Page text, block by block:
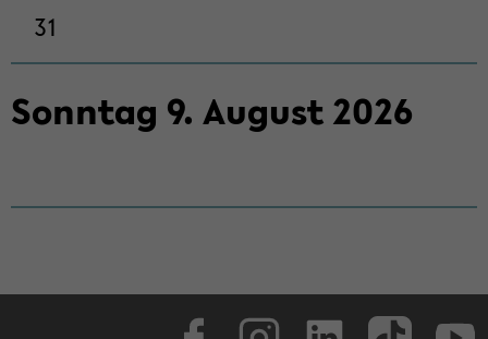
31
Sonn­tag 9. Au­gust2026
Face­book